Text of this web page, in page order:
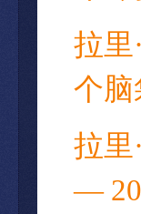
拉
个
拉里
—